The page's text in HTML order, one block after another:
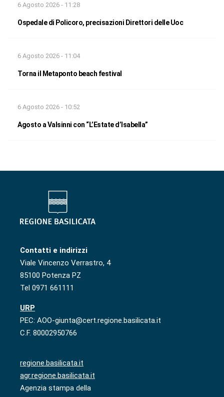
6 Agosto 2026 - 11:28
Ospedale di Policoro, precisazioni Direttori delle Uoc
6 Agosto 2026 - 11:04
Torna il Metaponto beach festival
6 Agosto 2026 - 10:52
Agosto a Valsinni con “L’Estate d’Isabella”
Contatti e indirizzi
Viale Vincenzo Verrastro, 4
85100 Potenza PZ
Tel 0971 661111
URP
PEC: AOO-giunta@cert.regione.basilicata.it
C.F. 80002950766
regione.basilicata.it
agr.regione.basilicata.it
Agenzia stampa della